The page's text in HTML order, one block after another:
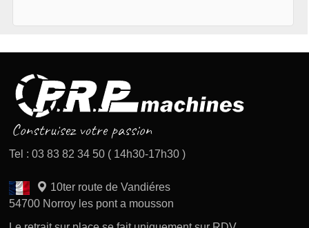
Tel : 03 83 82 34 50 ( 14h30-17h30 )
10ter route de Vandiéres
54700 Norroy les pont a mousson